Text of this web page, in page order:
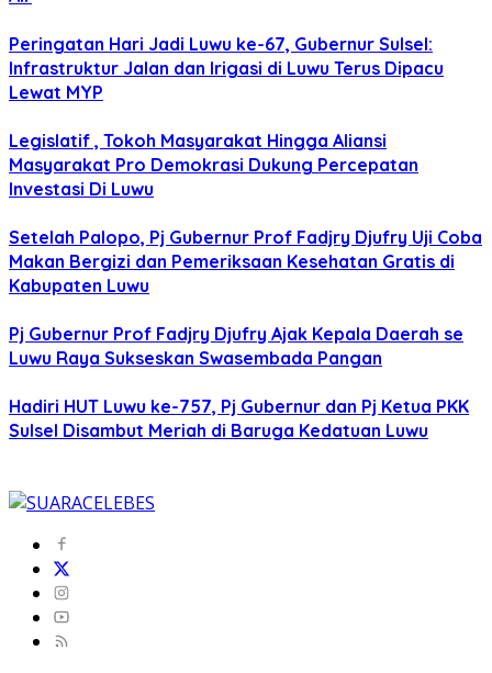
Peringatan Hari Jadi Luwu ke-67, Gubernur Sulsel:
Infrastruktur Jalan dan Irigasi di Luwu Terus Dipacu
Lewat MYP
Legislatif , Tokoh Masyarakat Hingga Aliansi
Masyarakat Pro Demokrasi Dukung Percepatan
Investasi Di Luwu
Setelah Palopo, Pj Gubernur Prof Fadjry Djufry Uji Coba
Makan Bergizi dan Pemeriksaan Kesehatan Gratis di
Kabupaten Luwu
Pj Gubernur Prof Fadjry Djufry Ajak Kepala Daerah se
Luwu Raya Sukseskan Swasembada Pangan
Hadiri HUT Luwu ke-757, Pj Gubernur dan Pj Ketua PKK
Sulsel Disambut Meriah di Baruga Kedatuan Luwu